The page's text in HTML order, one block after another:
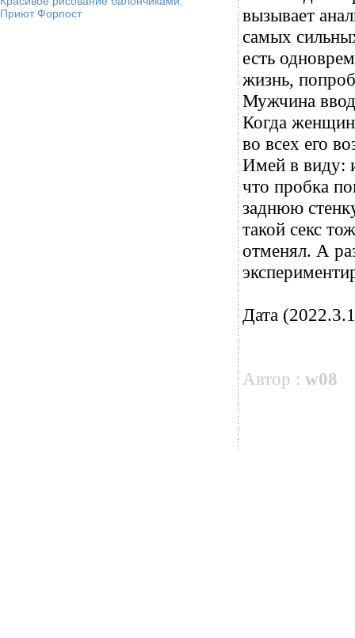
Приют Форпост
вызывает
самых
есть
жизнь,
Мужчина
Когда
во всех его
Имей в виду:
что пробка
заднюю
такой секс
отменял. А
Дата
Автор : w08